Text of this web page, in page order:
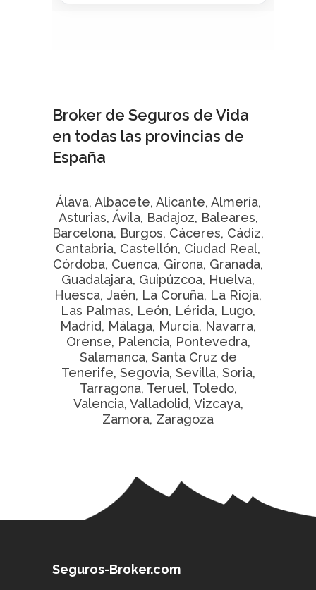
Broker de Seguros de Vida
en todas las provincias de
España
Álava, Albacete, Alicante, Almería,
Asturias, Ávila, Badajoz, Baleares,
Barcelona, Burgos, Cáceres, Cádiz,
Cantabria, Castellón, Ciudad Real,
Córdoba, Cuenca, Girona, Granada,
Guadalajara, Guipúzcoa, Huelva,
Huesca, Jaén, La Coruña, La Rioja,
Las Palmas, León, Lérida, Lugo,
Madrid, Málaga, Murcia, Navarra,
Orense, Palencia, Pontevedra,
Salamanca, Santa Cruz de
Tenerife, Segovia, Sevilla, Soria,
Tarragona, Teruel, Toledo,
Valencia, Valladolid, Vizcaya,
Zamora, Zaragoza
Seguros-Broker.com